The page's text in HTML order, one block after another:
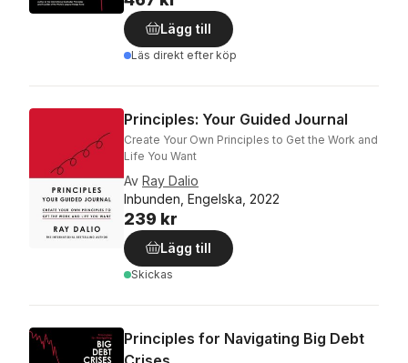
Lägg till
Läs direkt efter köp
Principles: Your Guided Journal
Create Your Own Principles to Get the Work and
Life You Want
Av Ray Dalio
Inbunden, Engelska, 2022
239 kr
Lägg till
Skickas
Principles for Navigating Big Debt